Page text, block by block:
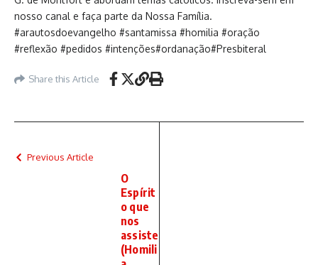
nosso canal e faça parte da Nossa Família.
#arautosdoevangelho #santamissa #homilia #oração
#reflexão #pedidos #intenções#ordanação#Presbiteral
Share this Article
Previous Article
O
Espírit
o que
nos
assiste
(Homili